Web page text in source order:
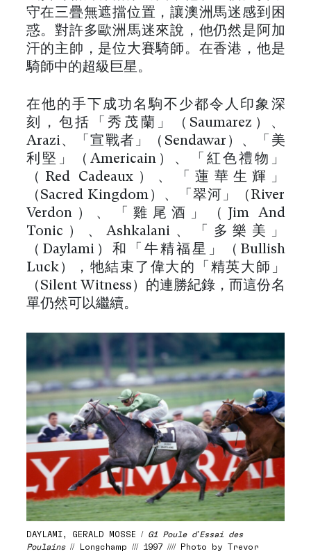
守在三疊無遮擋位置，讓澳洲馬迷感到困
惑。對許多歐洲馬迷來說，他仍然是阿加
汗的主帥，是位大賽騎師。在香港，他是
騎師中的超級巨星。
在他的手下成功名駒不少都令人印象深
刻，包括「秀茂蘭」（Saumarez）、
Arazi、「宣戰者」（Sendawar）、「美
利堅」（Americain）、「紅色禮物」
（Red Cadeaux）、「蓮華生輝」
（Sacred Kingdom）、「翠河」（River
Verdon）、「雞尾酒」（Jim And
Tonic）、Ashkalani、「多樂美」
（Daylami）和「牛精福星」（Bullish
Luck），牠結束了偉大的「精英大師」
（Silent Witness）的連勝紀錄，而這份名
單仍然可以繼續。
DAYLAMI, GERALD MOSSE / G1 Poule d’Essai des
Poulains// Longchamp /// 1997 //// Photo by Trevor